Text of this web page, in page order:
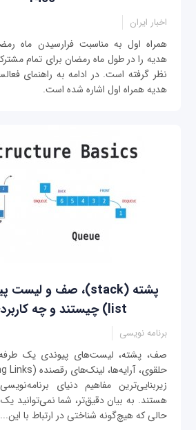
اخبار ایران
همراه اول به مناسبت فرارسیدن ماه
هدیه را در طول ماه رمضان برای تمام
نظر گرفته است. در ادامه به راهنمای
هدیه همراه اول اشاره شده است.
list) چیستند و چه کاربردی دارند؟
برنامه نویسی
صف، پشته، لیست‌های پیوندی یک
زیربنایی‌ترین مفاهیم دنیای
هستند. به بیان دقیق‌تر، شما نمی‌توانید
حالی که هیچ‌گونه شناختی در ارتباط با این...